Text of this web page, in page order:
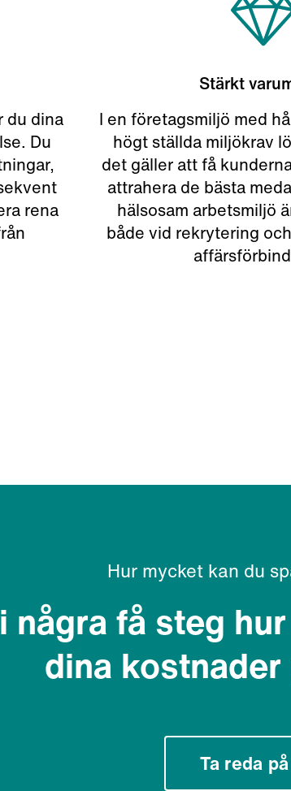
du dina
Du
rena
Stärkt
I en företagsmiljö med
högt ställda miljökrav
det gäller att få
attrahera de bästa
hälsosam arbetsmiljö
både vid rekrytering
Hur mycket kan du
några få steg
dina
Ta reda